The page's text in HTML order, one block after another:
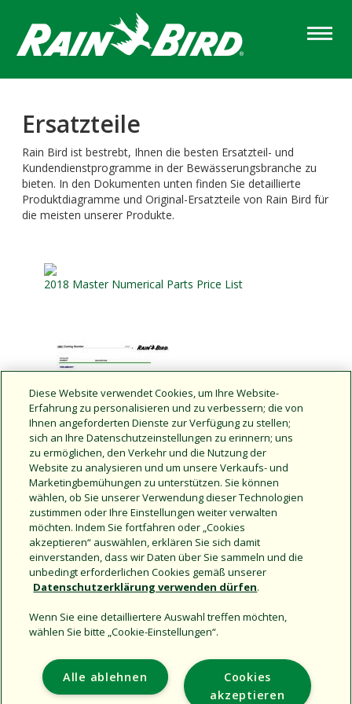
main
content
Ersatzteile
Rain Bird ist bestrebt, Ihnen die besten Ersatzteil- und
Kundendienstprogramme in der Bewässerungsbranche zu
bieten. In den Dokumenten unten finden Sie detaillierte
Produktdiagramme und Original-Ersatzteile von Rain Bird für
die meisten unserer Produkte.
Content
2018 Master Numerical Parts Price List
Central Control Master Parts List
Support
Corporate
Diese Website verwendet Cookies, um Ihre Website-
Erfahrung zu personalisieren und zu verbessern; die von
Ihnen angeforderten Dienste zur Verfügung zu stellen;
sich an Ihre Datenschutzeinstellungen zu erinnern; uns
zu ermöglichen, den Verkehr und die Nutzung der
Website zu analysieren und um unsere Verkaufs- und
Marketingbemühungen zu unterstützen. Sie können
wählen, ob Sie unserer Verwendung dieser Technologien
zustimmen oder Ihre Einstellungen weiter verwalten
möchten. Indem Sie fortfahren oder „Cookies
akzeptieren“ auswählen, erklären Sie sich damit
einverstanden, dass wir Daten über Sie sammeln und die
unbedingt erforderlichen Cookies gemäß unserer
Datenschutzerklärung verwenden dürfen.
Wenn Sie eine detailliertere Auswahl treffen möchten,
wählen Sie bitte „Cookie-Einstellungen“.
Cookies
akzeptieren
Alle ablehnen